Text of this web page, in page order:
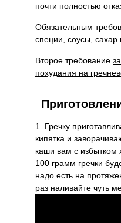
почти полностью
Обязательным
специи, соусы, сахар
Второе требование
похудания на
1. Гречку
кипятка и
каши вам с избытком
100 грамм гречки
надо есть на
раз наливайте чуть